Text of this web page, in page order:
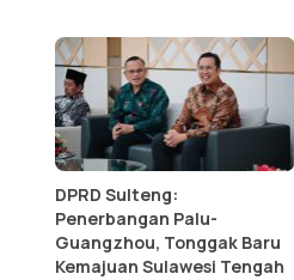
DPRD Sulteng:
Penerbangan Palu-
Guangzhou, Tonggak Baru
Kemajuan Sulawesi Tengah